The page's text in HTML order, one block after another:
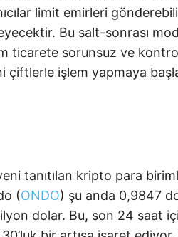
limit emirleri
Bu salt-sonrası
ticarete sorunsuz ve
çiftlerle işlem yapmaya
tanıtılan kripto para
(ONDO) şu anda 0,9847
dolar. Bu, son 24 saat